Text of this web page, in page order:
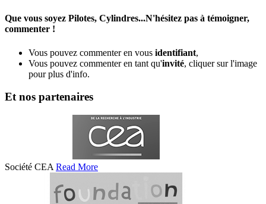
Que vous soyez Pilotes, Cylindres...N'hésitez pas à témoigner,
commenter !
Vous pouvez commenter en vous identifiant,
Vous pouvez commenter en tant qu'invité, cliquer sur l'image
pour plus d'info.
Et nos partenaires
Société CEA Read More